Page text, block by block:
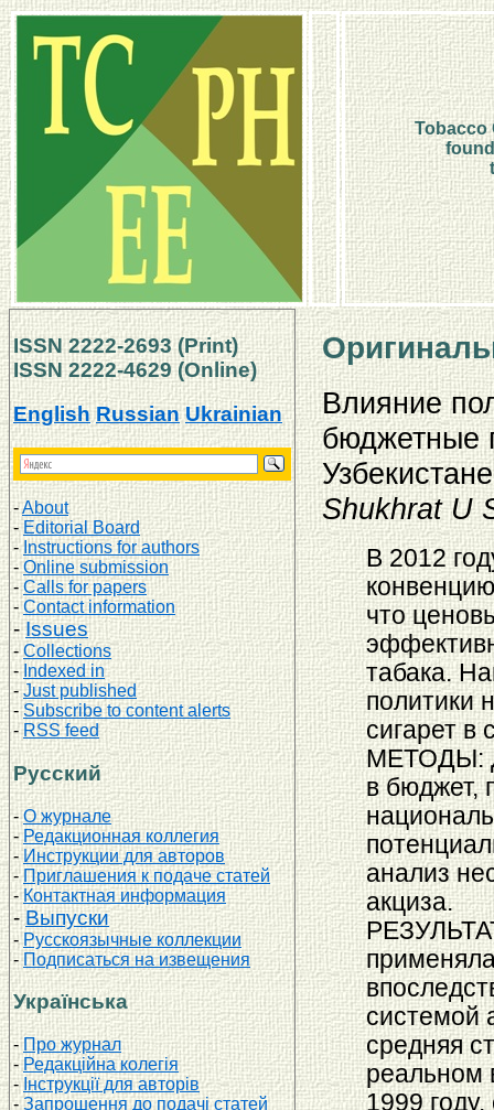
Tobacco
ISSN 2222-2693 (Print)
ISSN 2222-4629(Online)
English Russian Ukrainian
-About
-Editorial Board
-Instructions for authors
-Online submission
-Calls for papers
-Contact information
-Issues
-Collections
-Indexed in
-Just published
-Subscribe to content alerts
-RSS feed
Русский
-О журнале
-Редакционная коллегия
-Инструкции для авторов
-Приглашения к подаче статей
-Контактная информация
-Выпуски
-Русскоязычные коллекции
-Подписаться на извещения
Українська
-Про журнал
-Редакційна колегія
-Інструкції для авторів
-Запрошення до подачі статей
Влияние
бюджетные
Узбекистане
Shukhrat U
В 2012
что
табака.
политики
сигарет в
МЕТОДЫ:
в бюджет,
анализ
акциза.
системой
средняя
реальном
1999